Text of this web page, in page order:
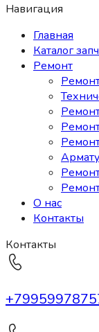
Навигация
Главная
Каталог
Ремонт
О нас
Контакты
Контакты